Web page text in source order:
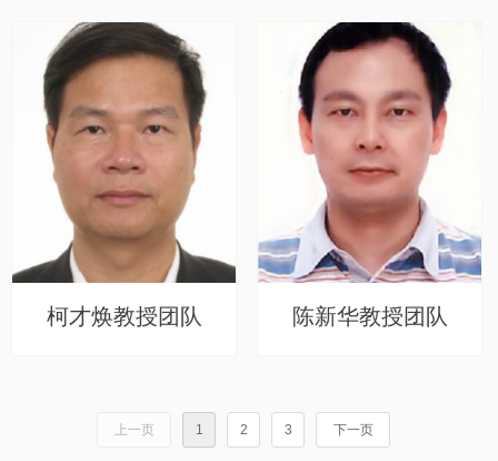
柯才焕教授团队 陈新华教授团队
上一页 1 2 3 下一页